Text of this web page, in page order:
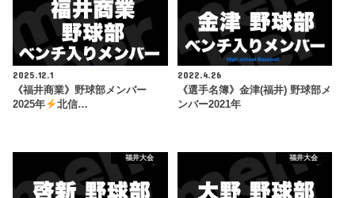
2025.12.1
《福井商業》野球部メンバー
2025年
北信…
2022.4.26
《選手名簿》金津(福井) 野球部メ
ンバー2021年
福井大会 福井大会